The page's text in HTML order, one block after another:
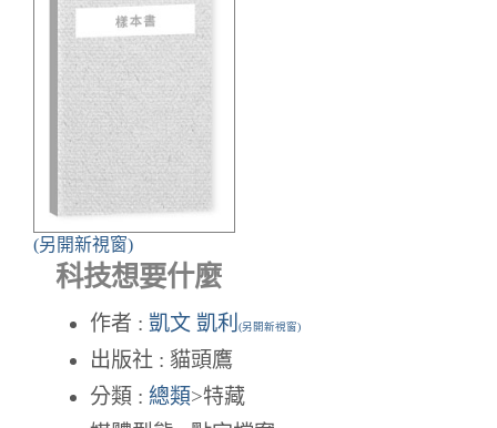
(另開新視窗)
科技想要什麼
作者 : 凱文 凱利 (另開新視窗)
出版社 : 貓頭鷹
分類 : 總類>特藏